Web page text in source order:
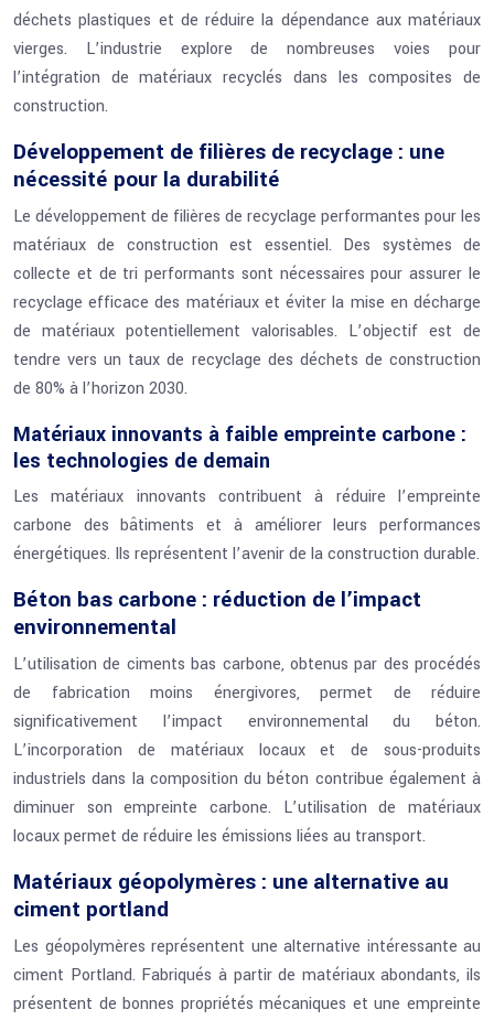
déchets plastiques et de réduire la dépendance aux matériaux
vierges. L’industrie explore de nombreuses voies pour
l’intégration de matériaux recyclés dans les composites de
construction.
Développement de filières de recyclage : une
nécessité pour la durabilité
Le développement de filières de recyclage performantes pour les
matériaux de construction est essentiel. Des systèmes de
collecte et de tri performants sont nécessaires pour assurer le
recyclage efficace des matériaux et éviter la mise en décharge
de matériaux potentiellement valorisables. L’objectif est de
tendre vers un taux de recyclage des déchets de construction
de 80% à l’horizon 2030.
Matériaux innovants à faible empreinte carbone :
les technologies de demain
Les matériaux innovants contribuent à réduire l’empreinte
carbone des bâtiments et à améliorer leurs performances
énergétiques. Ils représentent l’avenir de la construction durable.
Béton bas carbone : réduction de l’impact
environnemental
L’utilisation de ciments bas carbone, obtenus par des procédés
de fabrication moins énergivores, permet de réduire
significativement l’impact environnemental du béton.
L’incorporation de matériaux locaux et de sous-produits
industriels dans la composition du béton contribue également à
diminuer son empreinte carbone. L’utilisation de matériaux
locaux permet de réduire les émissions liées au transport.
Matériaux géopolymères : une alternative au
ciment portland
Les géopolymères représentent une alternative intéressante au
ciment Portland. Fabriqués à partir de matériaux abondants, ils
présentent de bonnes propriétés mécaniques et une empreinte